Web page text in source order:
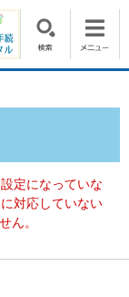
定になっていな
対応していない
ん。